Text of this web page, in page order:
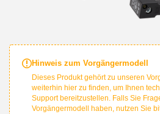
Hinweis zum Vorgängermodell
Dieses Produkt gehört zu unseren
weiterhin hier zu finden, um Ihnen
Support bereitzustellen. Falls Sie
Vorgängermodell haben, nutzen Sie